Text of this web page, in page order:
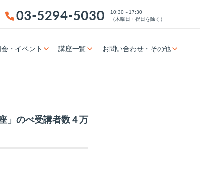
10:30～17:30
（木曜日・祝日を除く）
・イベント 講座一覧 お問い合わせ・その他
」のべ受講者数４万